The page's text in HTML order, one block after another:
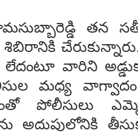
తన
శిబిరానికి
వారిని
మధ్య వాగ్వాదం
పోలీసులు
అదుపులోనికి